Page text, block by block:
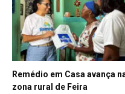
Remédio em Casa avança
zona rural de Feira